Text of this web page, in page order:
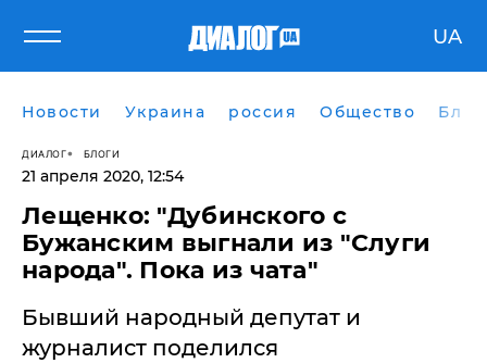
UA
Новости Украина россия Общество
ДИАЛОГ БЛОГИ
21 апреля 2020, 12:54
Лещенко: "Дубинского с
Бужанским выгнали из "Слуги
народа". Пока из чата"
Бывший народный депутат и
журналист поделился